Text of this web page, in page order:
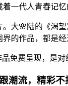
一代人青春记
。大🌸陆的《渴
的作品，都是
免费呈现，是
潮流，精彩不